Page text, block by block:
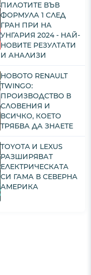
ПИЛОТИТЕ ВЪВ
ФОРМУЛА 1 СЛЕД
ГРАН ПРИ НА
УНГАРИЯ 2024 - НАЙ-
НОВИТЕ РЕЗУЛТАТИ
И АНАЛИЗИ
НОВОТО RENAULT
TWINGO:
ПРОИЗВОДСТВО В
СЛОВЕНИЯ И
ВСИЧКО, КОЕТО
ТРЯБВА ДА ЗНАЕТЕ
TOYOTA И LEXUS
РАЗШИРЯВАТ
ЕЛЕКТРИЧЕСКАТА
СИ ГАМА В СЕВЕРНА
АМЕРИКА